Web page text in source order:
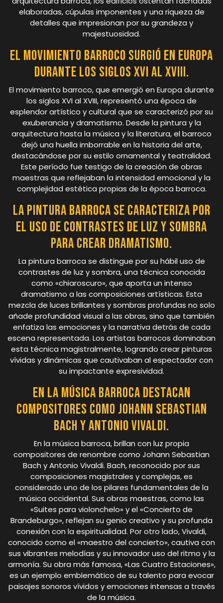
elaboradas, cúpulas imponentes y una riqueza de
detalles que impresionan por su grandeza y
majestuosidad.
El movimiento barroco surgió en Europa
durante los siglos XVI al XVIII.
El movimiento barroco, que emergió en Europa durante
los siglos XVI al XVIII, representó una época de
esplendor artístico y cultural que se caracterizó por su
exuberancia y dramatismo. Desde la pintura y la
arquitectura hasta la música y la literatura, el barroco
dejó una huella imborrable en la historia del arte,
destacándose por su estilo ornamental y teatralidad.
Este período fue testigo de la creación de obras
maestras que reflejaban la intensidad emocional y la
complejidad estética propias de la época barroca.
La pintura barroca se caracteriza por
el uso de contrastes de luz y sombra
para crear dramatismo.
La pintura barroca se distingue por su hábil uso de
contrastes de luz y sombra, una técnica conocida
como «chiaroscuro», que aporta un intenso
dramatismo a las composiciones artísticas. Esta
mezcla de luces brillantes y sombras profundas no solo
añade profundidad visual a las obras, sino que también
enfatiza las emociones y la narrativa detrás de cada
escena representada. Los artistas barrocos dominaban
esta técnica magistralmente, logrando crear pinturas
vívidas y dinámicas que cautivaban al espectador con
su impactante expresividad.
En la música barroca destacan
compositores como Johann Sebastian
Bach y Antonio Vivaldi.
En la música barroca, brillan con luz propia
compositores de renombre como Johann Sebastian
Bach y Antonio Vivaldi. Bach, reconocido por sus
composiciones magistrales y complejas, es
considerado uno de los pilares fundamentales de la
música occidental. Sus obras maestras, como las
«Suites para violonchelo» y el «Concierto de
Brandeburgo», reflejan su genio creativo y su profunda
conexión con la espiritualidad. Por otro lado, Vivaldi,
conocido como el «maestro del concierto», cautiva con
sus vibrantes melodías y su innovador uso del ritmo y la
armonía. Su obra más famosa, «Las Cuatro Estaciones»,
es un ejemplo emblemático de su talento para evocar
paisajes sonoros vívidos y emociones intensas a través
de la música.